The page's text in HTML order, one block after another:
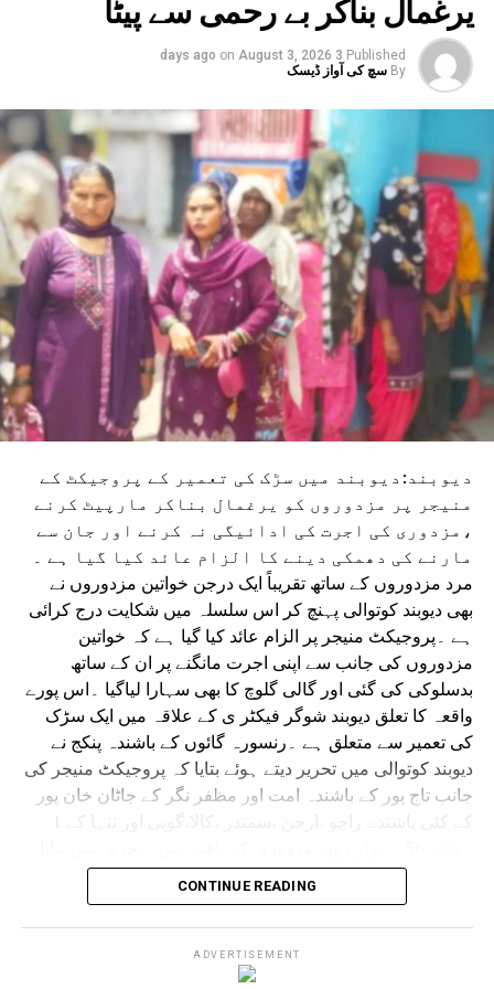
Published
3 days ago
on August 3, 2026
By سچ کی آواز ڈیسک
دیوبند:دیوبند میں سڑک کی تعمیر کے پروجیکٹ کے
منیجر پر مزدوروں کو یرغمال بناکر مارپیٹ کرنے
،مزدوری کی اجرت کی ادائیگی نہ کرنے اور جان سے
مارنے کی دھمکی دینے کا الزام عائد کیا گیا ہے ۔
مرد مزدوروں کے ساتھ تقریباً ایک درجن خواتین مزدوروں نے
بھی دیوبند کوتوالی پہنچ کر اس سلسلہ میں شکایت درج کرائی
ہے ۔پروجیکٹ منیجر پر الزام عائد کیا گیا ہے کہ خواتین
مزدوروں کی جانب سے اپنی اجرت مانگنے پر ان کے ساتھ
بدسلوکی کی گئی اور گالی گلوچ کا بھی سہارا لیاگیا ۔اس پورے
واقعہ کا تعلق دیوبند شوگر فیکٹر ی کے علاقہ میں ایک سڑک
کی تعمیر سے متعلق ہے ۔رنسورہ گائوں کے باشندہ پنکج نے
دیوبند کوتوالی میں تحریر دیتے ہوئے بتایا کہ پروجیکٹ منیجر کی
جانب تاج پور کے باشندہ امت اور مظفر نگر کے جاٹان خان پور
گیا ہے کہ 2؍ اگست کو اپنی مزدوری کی رقم مانگنے پر
مذکورہ منیجر نے انہیں تقریباً 24؍ گھنٹے تک یرغمال
بنائے رکھا اور اس دوران بڑی بے رحمی کے ساتھ ان
پنکج نے بتایا کہ یرغمال بنائے گئے مزدوروں کو بے رحمی سے
CONTINUE READING
ADVERTISEMENT